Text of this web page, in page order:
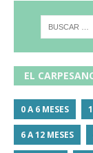
EL
0 A 6 MESES
6 A 12 MESES